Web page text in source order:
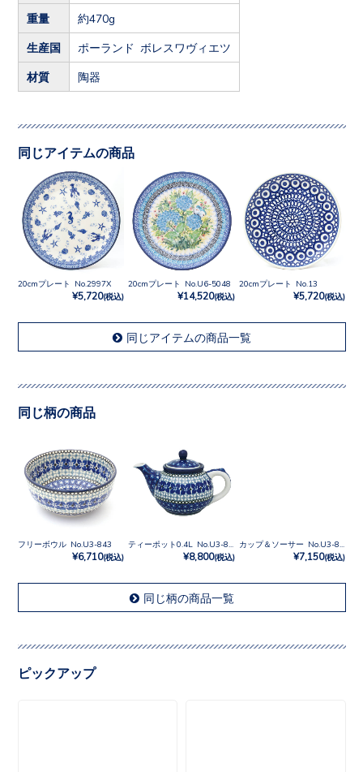
重量 約470g
生産国 ポーランド ボレスワヴィエツ
材質 陶器
同じアイテムの商品
20cmプレート No.2997X
¥5,720(税込)
20cmプレート No.U6-5048
¥14,520(税込)
20cmプレート No.13
¥5,720(税込)
同じアイテムの商品一覧
同じ柄の商品
フリーボウル No.U3-843
¥6,710(税込) ¥8,800(税込) ¥7,150(税込)
同じ柄の商品一覧
ピックアップ